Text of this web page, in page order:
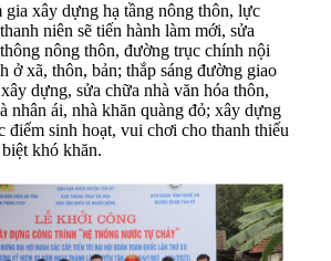
xây dựng hạ tầng nông thôn, lực
niên sẽ tiến hành làm mới, sửa
nông thôn, đường trục chính nội
ở xã, thôn, bản; thắp sáng đường giao
dựng, sửa chữa nhà văn hóa thôn,
nhân ái, nhà khăn quàng đỏ; xây dựng
điểm sinh hoạt, vui chơi cho thanh thiếu
khó khăn.